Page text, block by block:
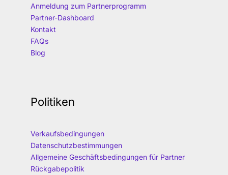
Anmeldung zum Partnerprogramm
Partner-Dashboard
Kontakt
FAQs
Blog
Politiken
Verkaufsbedingungen
Datenschutzbestimmungen
Allgemeine Geschäftsbedingungen für Partner
Rückgabepolitik